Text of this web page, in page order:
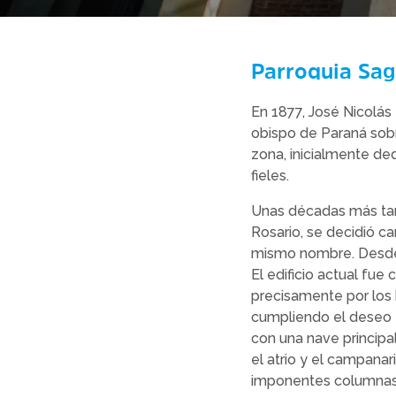
Parroquia
En 1877, José
obispo de Paraná
zona, inicialmente
fieles.
Unas décadas más
Rosario, se decidió
mismo nombre.
El edificio actual fue
precisamente por los
cumpliendo el deseo
con una nave
el atrio y el
imponentes